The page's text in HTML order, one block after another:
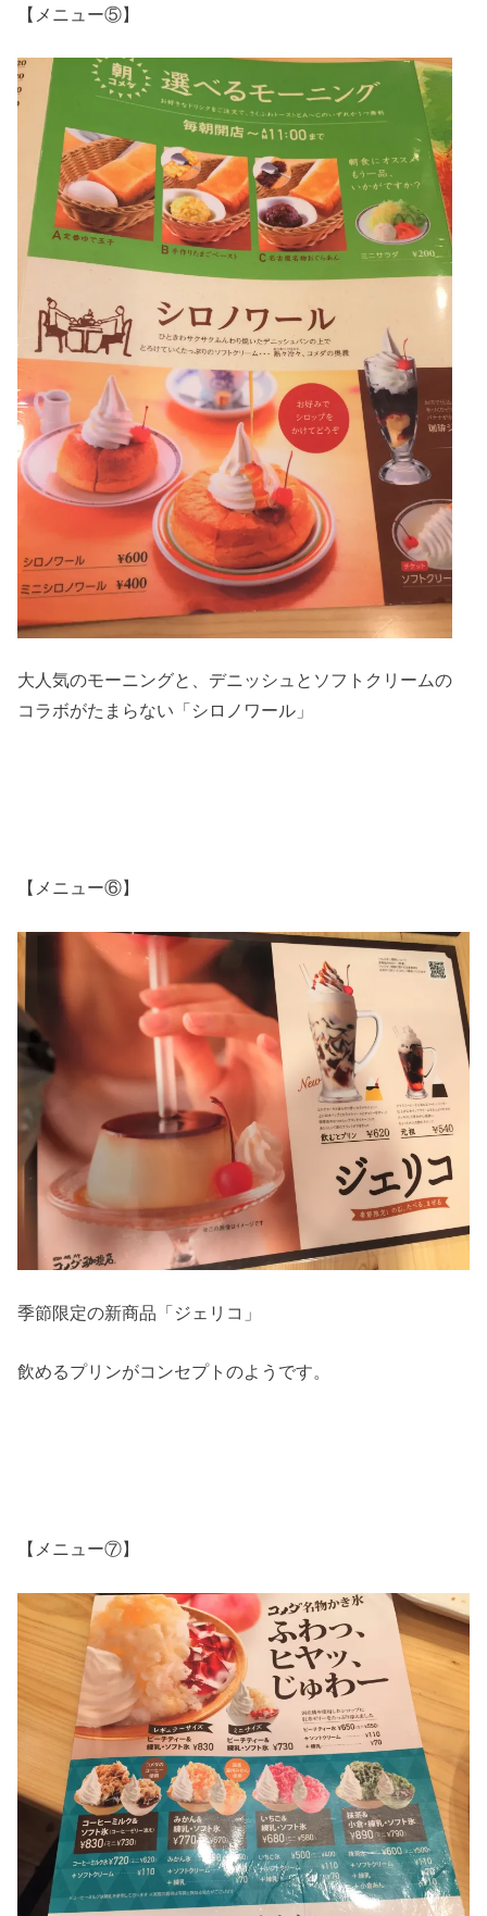
【メニュー⑤】
大人気のモーニングと、デニッシュとソフトクリームの
コラボがたまらない「シロノワール」
【メニュー⑥】
季節限定の新商品「ジェリコ」
飲めるプリンがコンセプトのようです。
【メニュー⑦】